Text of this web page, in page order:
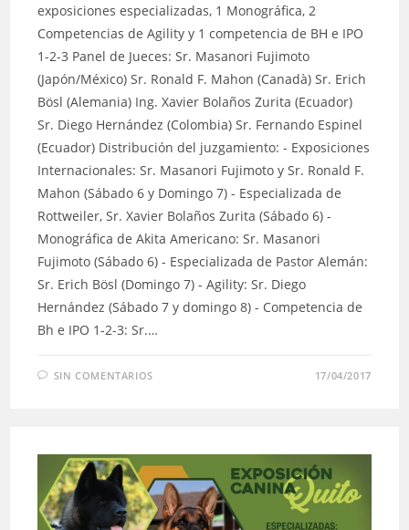
exposiciones especializadas, 1 Monográfica, 2
Competencias de Agility y 1 competencia de BH e IPO
1-2-3 Panel de Jueces: Sr. Masanori Fujimoto
(Japón/México) Sr. Ronald F. Mahon (Canadà) Sr. Erich
Bösl (Alemania) Ing. Xavier Bolaños Zurita (Ecuador)
Sr. Diego Hernández (Colombia) Sr. Fernando Espinel
(Ecuador) Distribución del juzgamiento: - Exposiciones
Internacionales: Sr. Masanori Fujimoto y Sr. Ronald F.
Mahon (Sábado 6 y Domingo 7) - Especializada de
Rottweiler, Sr. Xavier Bolaños Zurita (Sábado 6) -
Monográfica de Akita Americano: Sr. Masanori
Fujimoto (Sábado 6) - Especializada de Pastor Alemán:
Sr. Erich Bösl (Domingo 7) - Agility: Sr. Diego
Hernández (Sábado 7 y domingo 8) - Competencia de
Bh e IPO 1-2-3: Sr.…
SIN COMENTARIOS 17/04/2017